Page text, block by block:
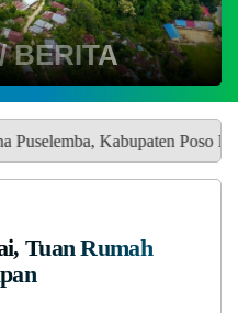
BERITA
Poso Provinsi Sulawesi
Tuan Rumah